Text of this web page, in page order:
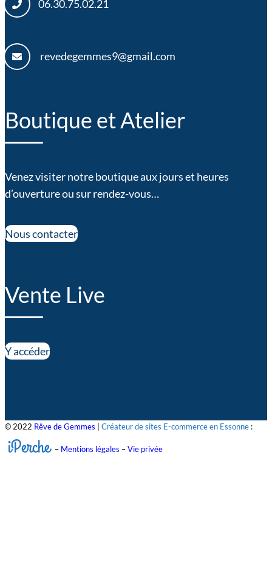
06.30.75.02.21
revedegemmes9@gmail.com
Boutique et Atelier
Venez visiter notre boutique aux jours et heures
d’ouverture ou sur rendez-vous…
Nous contacter
Vente Live
Y accéder
© 2022 Rêve de Gemmes Créateur de sites E-commerce en Essonne :
iPerche – Mentions légales –Vie privée